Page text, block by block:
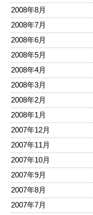
2008年8月
2008年7月
2008年6月
2008年5月
2008年4月
2008年3月
2008年2月
2008年1月
2007年12月
2007年11月
2007年10月
2007年9月
2007年8月
2007年7月